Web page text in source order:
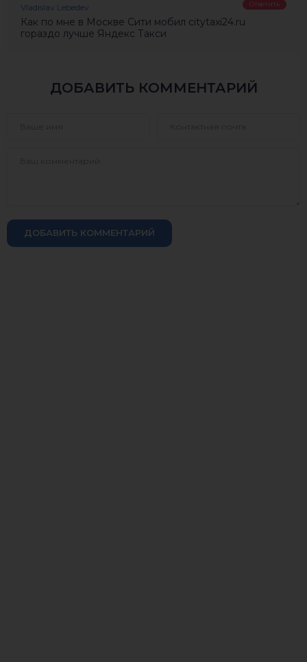
Vladislav Lebedev Ответить
Как по мне в Москве Сити мобил citytaxi24.ru
гораздо лучше Яндекс Такси
ДОБАВИТЬ КОММЕНТАРИЙ
ДОБАВИТЬ КОММЕНТАРИЙ